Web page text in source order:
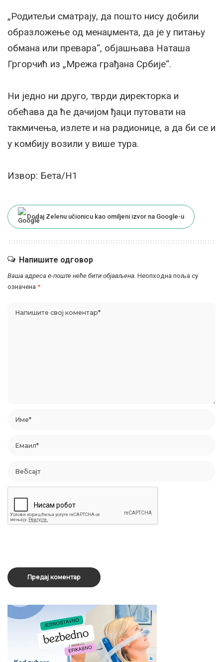
„Родитељи сматрају, да пошто нису добили
образложење од менаџмента, да је у питању
обмана или превара“, објашњава Наташа
Гргорчић из „Мрежа грађана Србије“.
Ни једно ни друго, тврди директорка и
обећава да ће дачијом ђаци путовати на
такмичења, излете и на радионице, а да би се и
у комбију возили у више тура.
Извор: Бета/Н1
Dodaj Zelenu učionicu kao omiljeni izvor na Google-u
Напишите одговор
Ваша адреса е-поште неће бити објављена. Неопходна поља су
означена *